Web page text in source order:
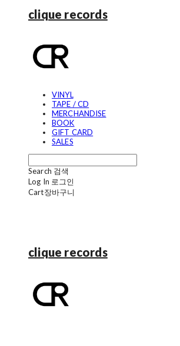
clique records
VINYL
TAPE / CD
MERCHANDISE
BOOK
GIFT CARD
SALES
Search 검색
Log In 로그인
Cart장바구니
clique records